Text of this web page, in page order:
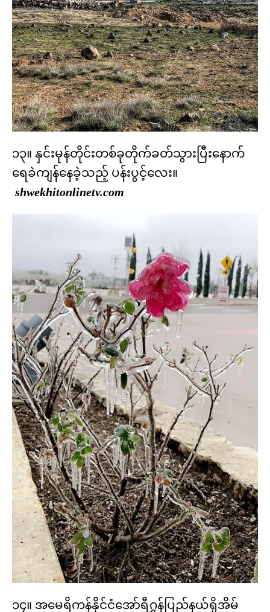
၁၃။ နှင်းမုန်တိုင်းတစ်ခုတိုက်ခတ်သွားပြီးနောက်
ရေခဲကျန်နေခဲ့သည့် ပန်းပွင့်လေး။
shwekhitonlinetv.com
၁၄။ အမေရိကန်နိုင်ငံအော်ရီဂွှန်ပြည်နယ်ရှိအိမ်